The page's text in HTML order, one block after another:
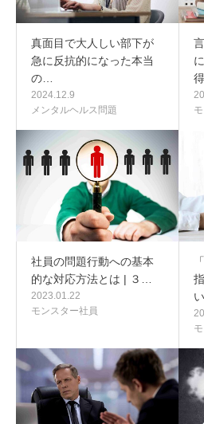
真面目で大人しい部下が
急に反抗的になった本当
の…
2024.12.9
メンタルヘルス問題
社員の問題行動への基本
的な対応方法とは | ３…
2023.01.22
モンスター社員